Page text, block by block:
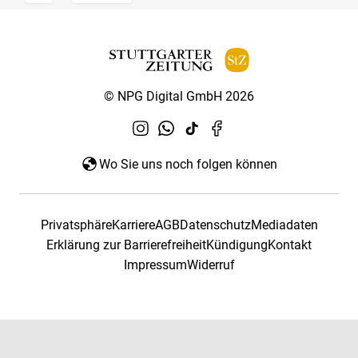
© NPG Digital GmbH 2026
Wo Sie uns noch folgen können
PrivatsphäreKarriereAGBDatenschutzMediadaten
Erklärung zur BarrierefreiheitKündigungKontakt
ImpressumWiderruf